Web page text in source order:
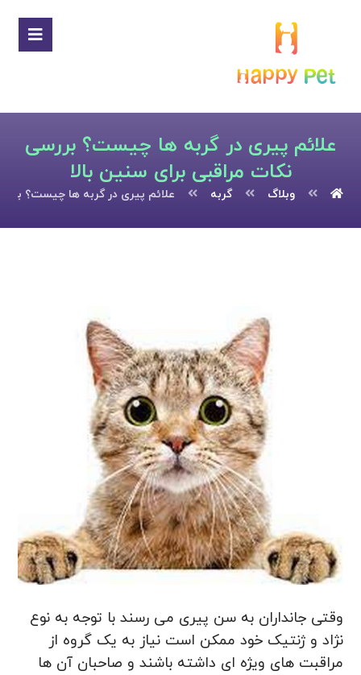
علائم پیری در گربه ها چیست؟ بررسی
نکات مراقبی برای سنین بالا
وبلاگ گربه علائم پیری در گربه ها چیست؟
وقتی جانداران به سن پیری می رسند با توجه به نوع
نژاد و ژنتیک خود ممکن است نیاز به یک گروه از
مراقبت های ویژه ای داشته باشند و صاحبان آن ها